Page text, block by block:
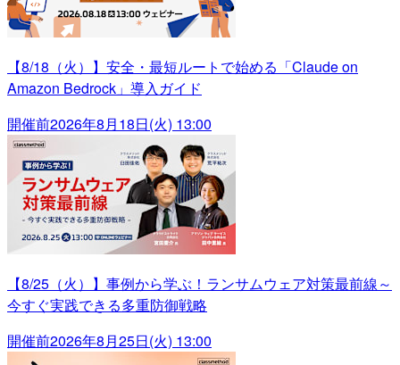
【8/18（火）】安全・最短ルートで始める「Claude on
Amazon Bedrock」導入ガイド
開催前2026年8月18日(火) 13:00
【8/25（火）】事例から学ぶ！ランサムウェア対策最前線～
今すぐ実践できる多重防御戦略
開催前2026年8月25日(火) 13:00